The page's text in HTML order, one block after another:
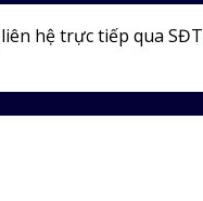
hệ trực tiếp qua SĐT